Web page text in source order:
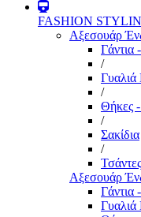
FASHION
Αξεσουάρ
Γάντια
/
Γυαλιά
/
Θήκες
/
Σακίδια
/
Τσάντες
Αξεσουάρ
Γάντια
Γυαλιά